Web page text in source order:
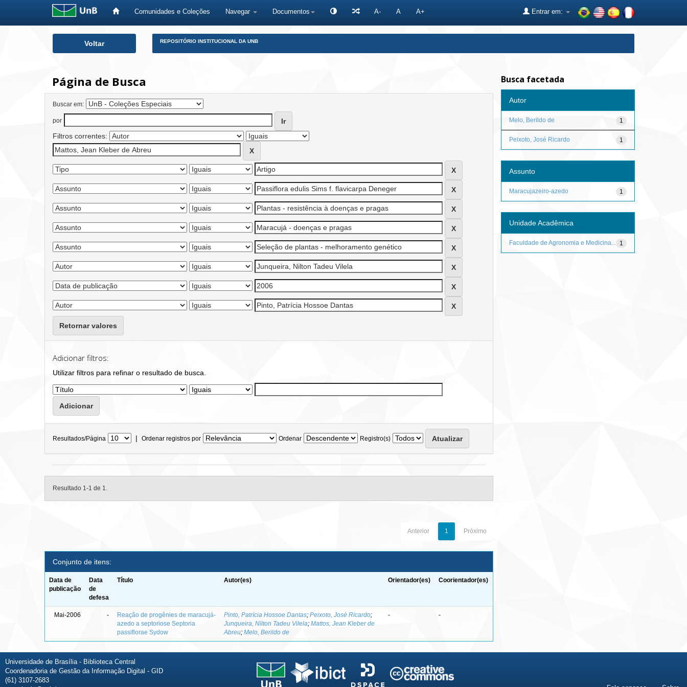
Comunidades e Coleções Navegar Documentos A- A A+ Entrar em:
Voltar REPOSITÓRIO INSTITUCIONAL DA UNB
Página de Busca
Buscar em:
por
Filtros correntes:
Retornar valores
Adicionar filtros:
Utilizar filtros para refinar o resultado de busca.
Resultados/Página | Ordenar registros por Ordenar Registro(s)
Resultado 1-1 de 1.
Anterior 1 Próximo
Conjunto de itens:
Data de
publicação
Data
de
defesa
Título Autor(es) Orientador(es) Coorientador(es)
Mai-2006 -
Reação de progênies de maracujá-
azedo a septoriose Septoria
passiflorae Sydow
Pinto, Patrícia Hossoe Dantas;Peixoto, José Ricardo;
Junqueira, Nilton Tadeu Vilela;Mattos, Jean Kleber de
Abreu;Melo, Berildo de
- -
Busca facetada
Autor
1
Melo, Berildo de
1
Peixoto, José Ricardo
Assunto
1
Maracujazeiro-azedo
Unidade Acadêmica
1
Faculdade de Agronomia e Medicina...
Universidade de Brasília - Biblioteca Central
Coordenadoria de Gestão da Informação Digital - GID
(61) 3107-2683